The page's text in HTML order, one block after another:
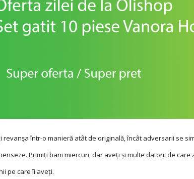
revanşa într-o manieră atât de originală, încât adversarii se
Primiţi bani miercuri, dar aveţi şi multe datorii de
pe care îi aveţi.